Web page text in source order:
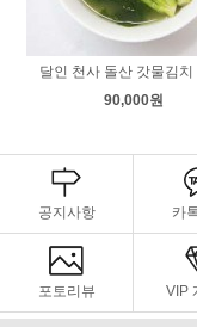
달인 천사 돌산 갓물김치
90,000원
공지사항 카
포토리뷰 VIP